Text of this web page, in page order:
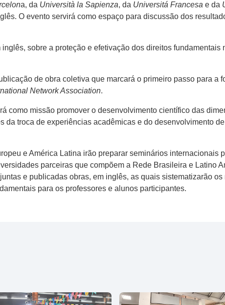
a, da Università la Sapienza, da Universitá Francesa e da
O evento servirá como espaço para discussão dos
sobre a proteção e efetivação dos direitos
de obra coletiva que marcará o primeiro passo para a
Network Association.
como missão promover o desenvolvimento científico das
da troca de experiências acadêmicas e do desenvolvimento
e América Latina irão preparar seminários internacionais
parceiras que compõem a Rede Brasileira e Latino
e publicadas obras, em inglês, as quais sistematizarão
para os professores e alunos participantes.